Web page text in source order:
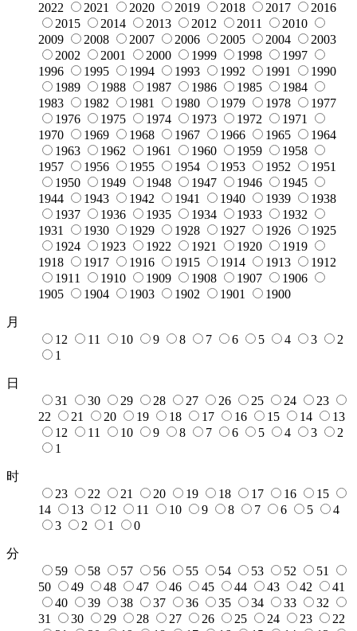
2022
2021 2020 2019 2018 2017
2016
2015
2014 2013 2012 2011
2010
2009
2008 2007 2006 2005 2004
2003
2002
2001 2000 1999 1998
1997
1996
1995 1994 1993 1992 1991
1990
1989
1988 1987 1986 1985
1984
1983
1982 1981 1980 1979 1978
1977
1976
1975 1974 1973 1972
1971
1970
1969 1968 1967 1966 1965
1964
1963
1962 1961 1960 1959
1958
1957
1956 1955 1954 1953 1952
1951
1950
1949 1948 1947 1946
1945
1944
1943 1942 1941 1940 1939
1938
1937
1936 1935 1934 1933
1932
1931
1930 1929 1928 1927 1926
1925
1924
1923 1922 1921 1920
1919
1918
1917 1916 1915 1914 1913
1912
1911
1910 1909 1908 1907
1906
1905
1904 1903 1902 1901 1900
月
12
11 10 9 8 7 6 5 4 3
2
1
日
31
30 29 28 27 26 25 24
23
22
21 20 19 18 17 16 15 14
13
12
11 10 9 8 7 6 5 4 3
2
1
时
23
22 21 20 19 18 17 16
15
14
13 12 11 10 9 8 7 6 5
4
3
2 1 0
分
59
58 57 56 55 54 53 52
51
50
49 48 47 46 45 44 43 42
41
40
39 38 37 36 35 34 33
32
31
30 29 28 27 26 25 24 23
22